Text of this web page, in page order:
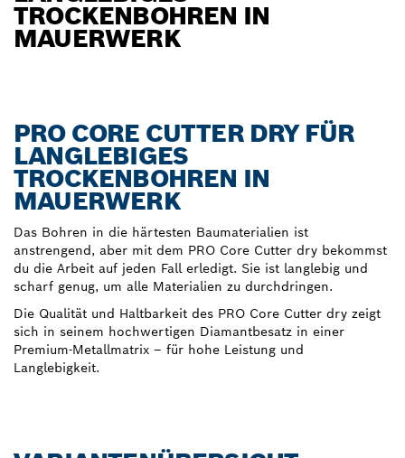
TROCKENBOHREN IN
MAUERWERK
PRO CORE CUTTER DRY FÜR
LANGLEBIGES
TROCKENBOHREN IN
MAUERWERK
Das Bohren in die härtesten Baumaterialien ist
anstrengend, aber mit dem PRO Core Cutter dry bekommst
du die Arbeit auf jeden Fall erledigt. Sie ist langlebig und
scharf genug, um alle Materialien zu durchdringen.
Die Qualität und Haltbarkeit des PRO Core Cutter dry zeigt
sich in seinem hochwertigen Diamantbesatz in einer
Premium-Metallmatrix – für hohe Leistung und
Langlebigkeit.